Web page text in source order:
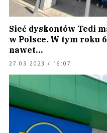
Sieć dyskontów Tedi
w Polsce. W tym roku
nawet…
27.03.2023 / 16:07